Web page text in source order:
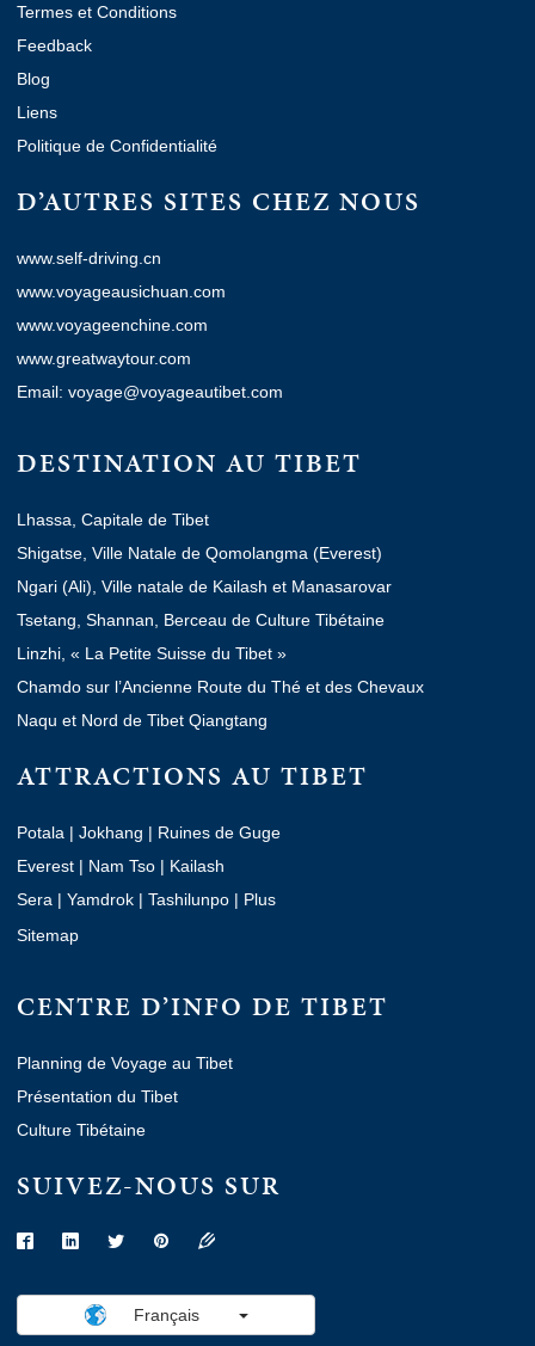
Termes et Conditions
Feedback
Blog
Liens
Politique de Confidentialité
D’AUTRES SITES CHEZ NOUS
www.self-driving.cn
www.voyageausichuan.com
www.voyageenchine.com
www.greatwaytour.com
Email: voyage@voyageautibet.com
DESTINATION AU TIBET
Lhassa, Capitale de Tibet
Shigatse, Ville Natale de Qomolangma (Everest)
Ngari (Ali), Ville natale de Kailash et Manasarovar
Tsetang, Shannan, Berceau de Culture Tibétaine
Linzhi, « La Petite Suisse du Tibet »
Chamdo sur l’Ancienne Route du Thé et des Chevaux
Naqu et Nord de Tibet Qiangtang
ATTRACTIONS AU TIBET
Potala | Jokhang | Ruines de Guge
Everest | Nam Tso | Kailash
Sera | Yamdrok | Tashilunpo | Plus
Sitemap
CENTRE D’INFO DE TIBET
Planning de Voyage au Tibet
Présentation du Tibet
Culture Tibétaine
SUIVEZ-NOUS SUR
Français